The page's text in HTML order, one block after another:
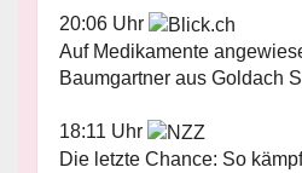
20:06 Uhr
Auf Medikamente
Baumgartner aus Goldach
18:11 Uhr
Die letzte Chance: So